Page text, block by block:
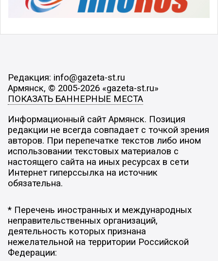
Редакция: info@gazeta-st.ru
Армянск, © 2005-2026 «gazeta-st.ru»
ПОКАЗАТЬ БАННЕРНЫЕ МЕСТА
Информационный сайт Армянск. Позиция
редакции не всегда совпадает с точкой зрения
авторов. При перепечатке текстов либо ином
использовании текстовых материалов с
настоящего сайта на иных ресурсах в сети
Интернет гиперссылка на источник
обязательна.
* Перечень иностранных и международных
неправительственных организаций,
деятельность которых признана
нежелательной на территории Российской
Федерации: